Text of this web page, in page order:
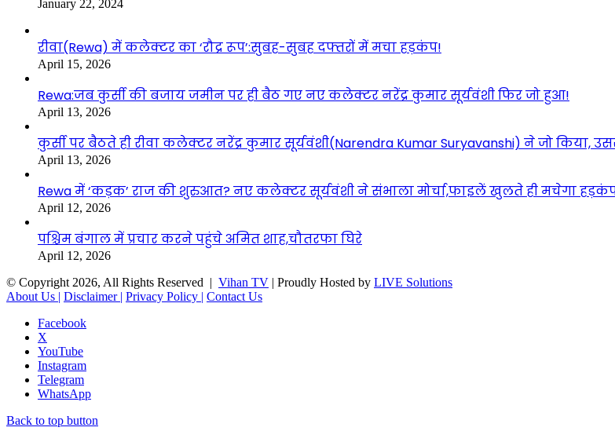
January 22, 2024
रीवा(Rewa) में कलेक्टर का ‘रौद्र रूप’:सुबह-सुबह दफ्तरों में मचा हड़कंप!
April 15, 2026
Rewa:जब कुर्सी की बजाय जमीन पर ही बैठ गए नए कलेक्टर नरेंद्र कुमार सूर्यवंशी फिर जो हुआ!
April 13, 2026
कुर्सी पर बैठते ही रीवा कलेक्टर नरेंद्र कुमार सूर्यवंशी(Narendra Kumar Suryavanshi) ने जो किया,
April 13, 2026
Rewa में ‘कड़क’ राज की शुरुआत? नए कलेक्टर सूर्यवंशी ने संभाला मोर्चा,फाइलें खुलते ही मचेगा
April 12, 2026
पश्चिम बंगाल में प्रचार करने पहुंचे अमित शाह,चौतरफा घिरे
April 12, 2026
© Copyright 2026, All Rights Reserved | Vihan TV | Proudly Hosted by LIVE Solutions
About Us | Disclaimer | Privacy Policy | Contact Us
Facebook
X
YouTube
Instagram
Telegram
WhatsApp
Back to top button